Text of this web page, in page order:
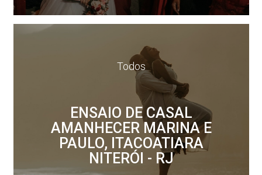
Todos
ENSAIO DE CASAL
AMANHECER MARINA E
PAULO, ITACOATIARA
NITERÓI - RJ